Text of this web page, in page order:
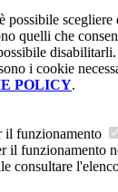
possibile
quelli che
disabilitarli.
i cookie
POLICY.
il funzionamento
il funzionamento
consultare